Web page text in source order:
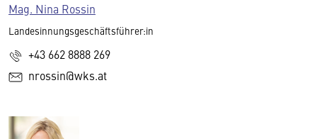
Mag. Nina Rossin
Landesinnungsgeschäftsführer:in
+43 662 8888 269
nrossin@wks.at